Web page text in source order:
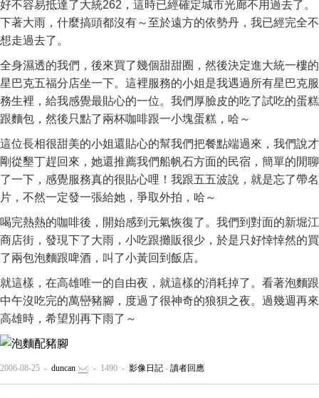
好不容易抵達了大統262，這時已經確定城市光廊不用過去了。
下著大雨，什麼搞頭都沒有～至於遠方的依勢丹，我已經完全不
想走過去了。
全身濕透的我們，後來買了幾個甜甜圈，然後決定進大統一樓的
星巴克五福分店坐一下。這裡服務的小姐是我遇過所有星巴克服
務生裡，給我感覺最貼心的一位。我們厚臉皮的吃了試吃的蛋糕
跟麵包，然後只點了兩杯咖啡跟一小塊蛋糕，哈～
這位長相很甜美的小姐還貼心的幫我們把餐點端過來，我們說才
剛從墾丁趕回來，她還推薦我們船帆石方面的民宿，簡單的閒聊
了一下，感覺服務真的很貼心哩！我跟五五波說，就是忘了帶名
片，不然一定發一張給她，爭取外拍，哈～
喝完熱熱的咖啡後，開始感到元氣恢復了。我們到對面的新堀江
商店街，發現下了大雨，小吃跟攤販很少，於是只好悻悻然的買
了兩包泡麵跟啤酒，叫了小黃回到飯店。
就這樣，在高雄唯一的自由夜，就這樣的消耗掉了。看著泡麵跟
中午沒吃完的萬巒豬腳，度過了很神奇的狼狽之夜。過幾週再來
高雄時，希望別再下雨了～
2006-08-25 - duncan - 1490 - 影像日記 - 讀者回應